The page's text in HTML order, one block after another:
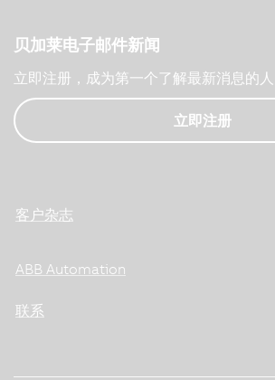
贝加莱电子邮件新闻
立即注册，成为第一个了解最新消息的人
立即注册
客户杂志
ABB Automation
联系